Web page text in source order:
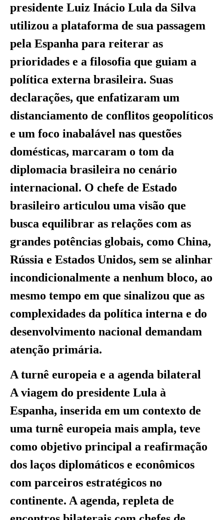
presidente Luiz Inácio Lula da Silva
utilizou a plataforma de sua passagem
pela Espanha para reiterar as
prioridades e a filosofia que guiam a
política externa brasileira. Suas
declarações, que enfatizaram um
distanciamento de conflitos geopolíticos
e um foco inabalável nas questões
domésticas, marcaram o tom da
diplomacia brasileira no cenário
internacional. O chefe de Estado
brasileiro articulou uma visão que
busca equilibrar as relações com as
grandes potências globais, como China,
Rússia e Estados Unidos, sem se alinhar
incondicionalmente a nenhum bloco, ao
mesmo tempo em que sinalizou que as
complexidades da política interna e do
desenvolvimento nacional demandam
atenção primária.
A turnê europeia e a agenda bilateral
A viagem do presidente Lula à
Espanha, inserida em um contexto de
uma turnê europeia mais ampla, teve
como objetivo principal a reafirmação
dos laços diplomáticos e econômicos
com parceiros estratégicos no
continente. A agenda, repleta de